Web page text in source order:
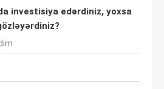
investisiya edərdiniz, yoxsa